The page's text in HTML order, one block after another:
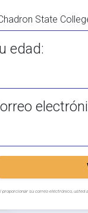
edad:
proporcionar su correo electrónico,